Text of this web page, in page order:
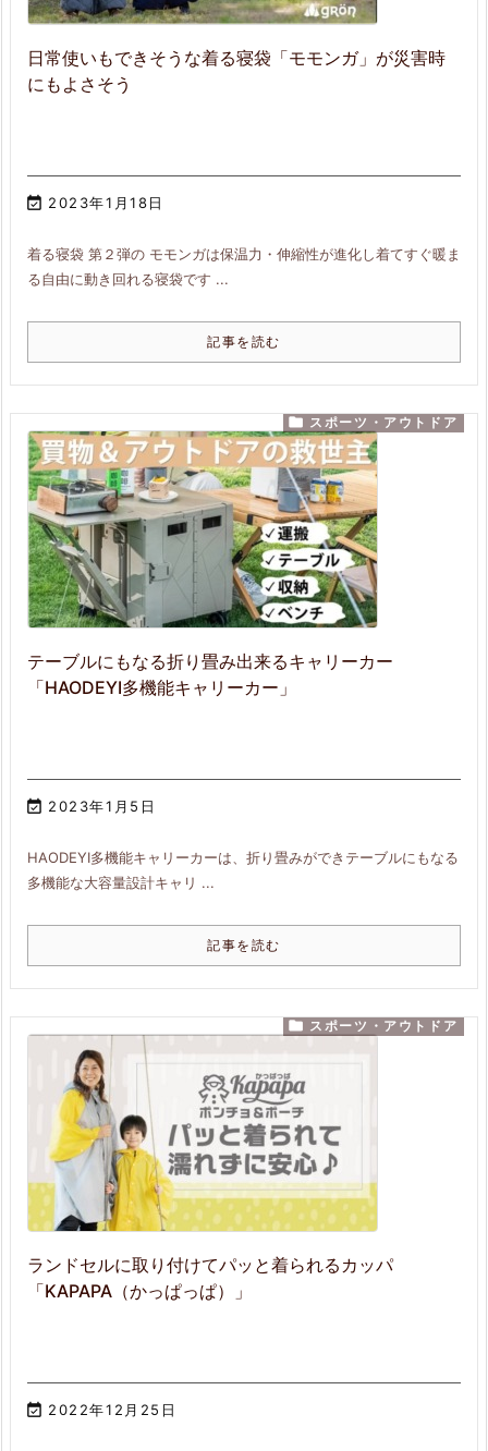
日常使いもできそうな着る寝袋「モモンガ」が災害時
にもよさそう
 2023年1月18日
着る寝袋 第２弾の モモンガは保温力・伸縮性が進化し着てすぐ暖ま
る自由に動き回れる寝袋です ...
記事を読む
テーブルにもなる折り畳み出来るキャリーカー
「HAODEYI多機能キャリーカー」
 2023年1月5日
 スポーツ・アウトドア
HAODEYI多機能キャリーカーは、折り畳みができテーブルにもなる
多機能な大容量設計キャリ ...
記事を読む
ランドセルに取り付けてパッと着られるカッパ
「KAPAPA（かっぱっぱ）」
 2022年12月25日
 スポーツ・アウトドア